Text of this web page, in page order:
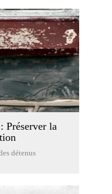
Préserver la
détenus